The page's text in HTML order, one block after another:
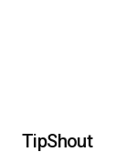
TipShout